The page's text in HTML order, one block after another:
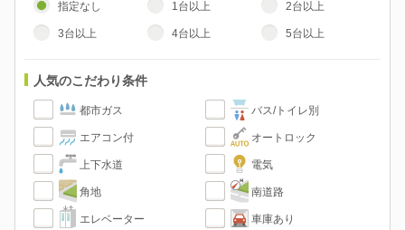
指定なし 1台以上 2台以上
3台以上 4台以上 5台以上
人気のこだわり条件
都市ガス バス/トイレ別
エアコン付 オートロック
上下水道 電気
角地 南道路
エレベーター 車庫あり